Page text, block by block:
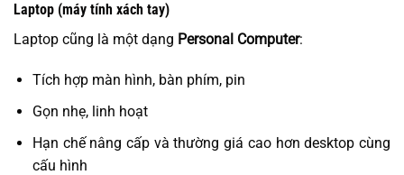
Laptop (máy tính xách tay)
Laptop cũng là một dạng Personal Computer:
Tích hợp màn hình, bàn phím, pin
Gọn nhẹ, linh hoạt
Hạn chế nâng cấp và thường giá cao hơn desktop cùng
cấu hình